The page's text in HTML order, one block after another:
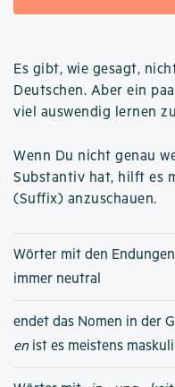
Es gibt, wie gesagt,
Deutschen. Aber ein
viel auswendig lernen
Wenn Du nicht genau
Substantiv hat, hilft es
(Suffix) anzuschauen.
Wörter mit den Endungen
immer neutral
endet das Nomen in der
en ist es meistens